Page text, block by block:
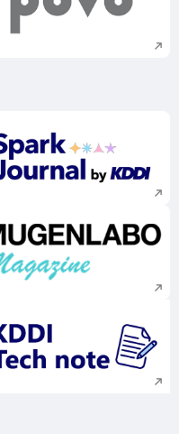
新規ウィンドウで
新規ウィンドウで
新規ウィンドウで
新規ウィンドウで